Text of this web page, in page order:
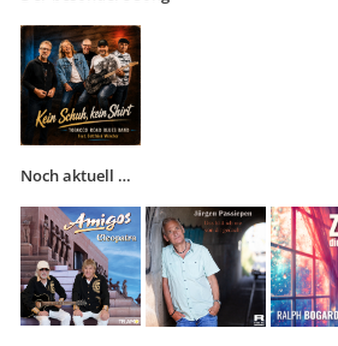
Noch aktuell …